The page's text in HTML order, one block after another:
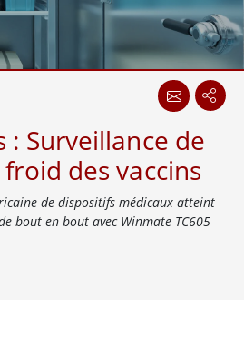
: Surveillance de
des vaccins
de dispositifs médicaux atteint
bout en bout avec Winmate TC605